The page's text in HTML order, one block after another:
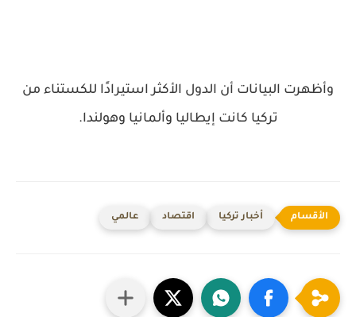
وأظهرت البيانات أن الدول الأكثر استيرادًا للكستناء من
تركيا كانت إيطاليا وألمانيا وهولندا.
أخبار تركيا اقتصاد عالمي